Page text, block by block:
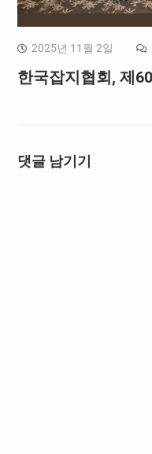
2025년 11월 2일
한국잡지협회, 제
댓글 남기기